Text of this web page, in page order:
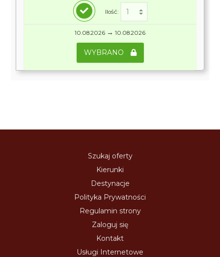
Ilość:
10.08.2026 → 10.08.2026
WYBRANO
Szukaj oferty
Kierunki
Destynacje
Polityka Prywatności
Regulamin strony
Zaloguj się
Kontakt
Usługi Internetowe